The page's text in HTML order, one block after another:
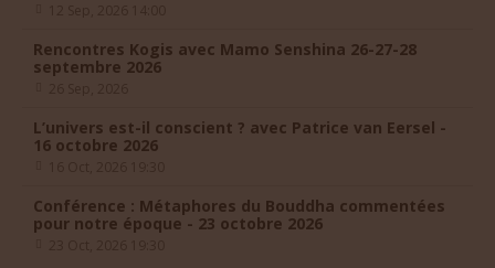
Rencontres Kogis avec Mamo Senshina 26-27-28
septembre 2026
L’univers est-il conscient ? avec Patrice van Eersel -
16 octobre 2026
Conférence : Métaphores du Bouddha commentées
pour notre époque - 23 octobre 2026